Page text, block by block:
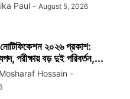
Paul - August 5, 2026
২০২৬ প্রকাশ:
পরীক্ষায় বড় দুই পরিবর্তন,...
Hossain -